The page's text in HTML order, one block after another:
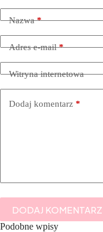
Nazwa*
Adres e-mail*
Witryna internetowa
Dodaj komentarz *
DODAJ KOMENTARZ
Podobne wpisy